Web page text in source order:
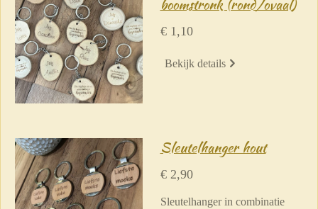
boomstronk (rond/ovaal)
€ 1,10
Bekijk details
Sleutelhanger hout
€ 2,90
Sleutelhanger in combinatie